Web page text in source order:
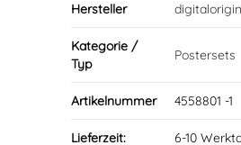
Hersteller
Kategorie /
Typ
Postersets
Artikelnummer 4558801 -1
Lieferzeit: 6-10